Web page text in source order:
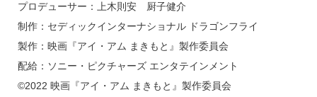
プロデューサー：上木則安 厨子健介
制作：セディックインターナショナル ドラゴンフライ
製作：映画『アイ・アム まきもと』製作委員会
配給：ソニー・ピクチャーズ エンタテインメント
©2022 映画『アイ・アム まきもと』製作委員会